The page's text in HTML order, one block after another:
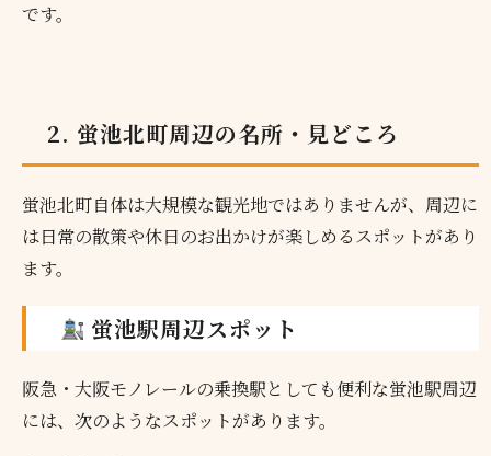
です。
2. 蛍池北町周辺の名所・見どころ
蛍池北町自体は大規模な観光地ではありませんが、周辺に
は日常の散策や休日のお出かけが楽しめるスポットがあり
ます。
蛍池駅周辺スポット
阪急・大阪モノレールの乗換駅としても便利な蛍池駅周辺
には、次のようなスポットがあります。